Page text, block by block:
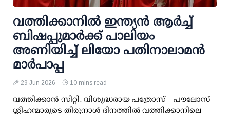
വത്തിക്കാനിൽ ഇന്ത്യൻ ആർച്ച്
ബിഷപ്പുമാർക്ക് പാലിയം
അണിയിച്ച് ലിയോ പതിനാലാമൻ
മാർപാപ്പ
29 Jun 2026 10 mins read
വത്തിക്കാൻ സിറ്റി: വിശുദ്ധരായ പത്രോസ് – പൗലോസ്
ശ്ലീഹന്മാരുടെ തിരുനാൾ ദിനത്തിൽ വത്തിക്കാനിലെ